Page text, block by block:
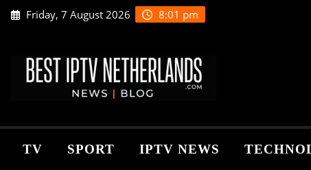
Skip Friday, 7 August 2026 8:01 pm
TV SPORT IPTV NEWS